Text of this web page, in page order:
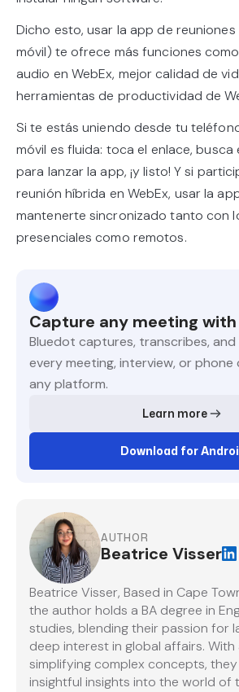
Dicho esto, usar la app de
móvil) te ofrece más funciones
audio en WebEx, mejor calidad de
herramientas de productividad de
Si te estás uniendo desde tu
móvil es fluida: toca el enlace,
para lanzar la app, ¡y listo! Y si
reunión híbrida en WebEx, usar la
mantenerte sincronizado tanto con
presenciales como remotos.
Capture any meeting
Bluedot captures, transcribes, and
every meeting, interview, or phone
any platform.
Learn more
Download for
AUTHOR
Beatrice Visser
Beatrice Visser, Based in Cape
the author holds a BA degree in
studies, blending their passion for
deep interest in global affairs. With
simplifying complex concepts,
insightful insights into the world of